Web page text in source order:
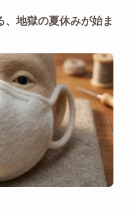
、地獄の夏休みが始ま